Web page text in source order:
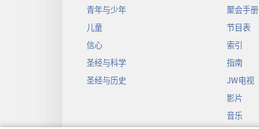
青年与少年
儿童
信心
圣经与科学
圣经与历史
聚会手册
节目表
索引
指南
JW电视
影片
音乐